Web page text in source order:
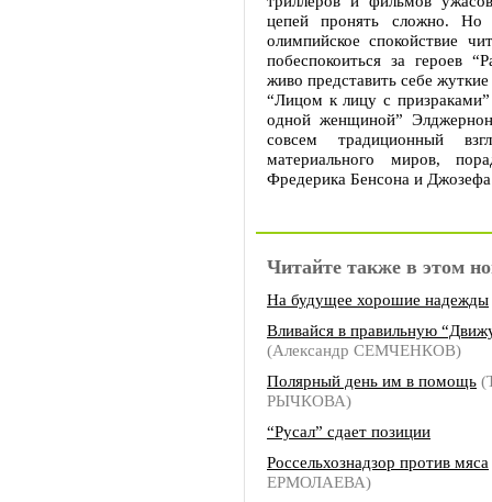
цепей пронять сложно. Но
олимпийское спокойствие
побеспокоиться за героев
живо представить себе
“Лицом к лицу с
одной женщиной”
совсем традиционный
материального миров,
Фредерика Бенсона и
Читайте также в этом
На будущее хорошие надежды
Вливайся в правильную
(Александр СЕМЧЕНКОВ)
Полярный день им в помощь
РЫЧКОВА)
“Русал” сдает позиции
Россельхознадзор против мяса
ЕРМОЛАЕВА)